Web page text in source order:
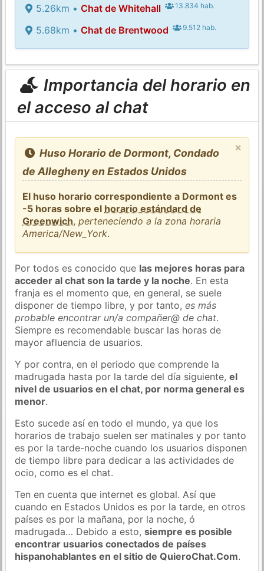
5.26km • Chat de Whitehall 13.834 hab.
5.68km • Chat de Brentwood 9.512 hab.
Importancia del horario en
el acceso al chat
×
Huso Horario de Dormont, Condado
de Allegheny en Estados Unidos
El huso horario correspondiente a Dormont es
-5 horas sobre el horario estándard de
Greenwich,perteneciendo a la zona horaria
America/New_York.
Por todos es conocido que las mejores horas para
acceder al chat son la tarde y la noche. En esta
franja es el momento que, en general, se suele
disponer de tiempo libre, y por tanto,es más
probable encontrar un/a compañer@ de chat.
Siempre es recomendable buscar las horas de
mayor afluencia de usuarios.
Y por contra, en el periodo que comprende la
madrugada hasta por la tarde del día siguiente,el
nivel de usuarios en el chat, por norma general es
menor.
Esto sucede así en todo el mundo, ya que los
horarios de trabajo suelen ser matinales y por tanto
es por la tarde-noche cuando los usuarios disponen
de tiempo libre para dedicar a las actividades de
ocio, como es el chat.
Ten en cuenta que internet es global. Así que
cuando en Estados Unidos es por la tarde, en otros
países es por la mañana, por la noche, ó
madrugada… Debido a esto,siempre es posible
encontrar usuarios conectados de países
hispanohablantes en el sitio de QuieroChat.Com.